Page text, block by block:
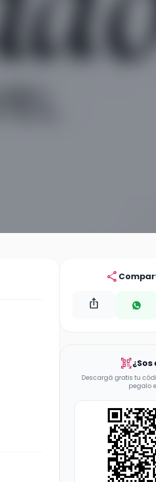
share
ios_share
qr_code_scanner¿Sos
Descargá gratis tu
pegalo